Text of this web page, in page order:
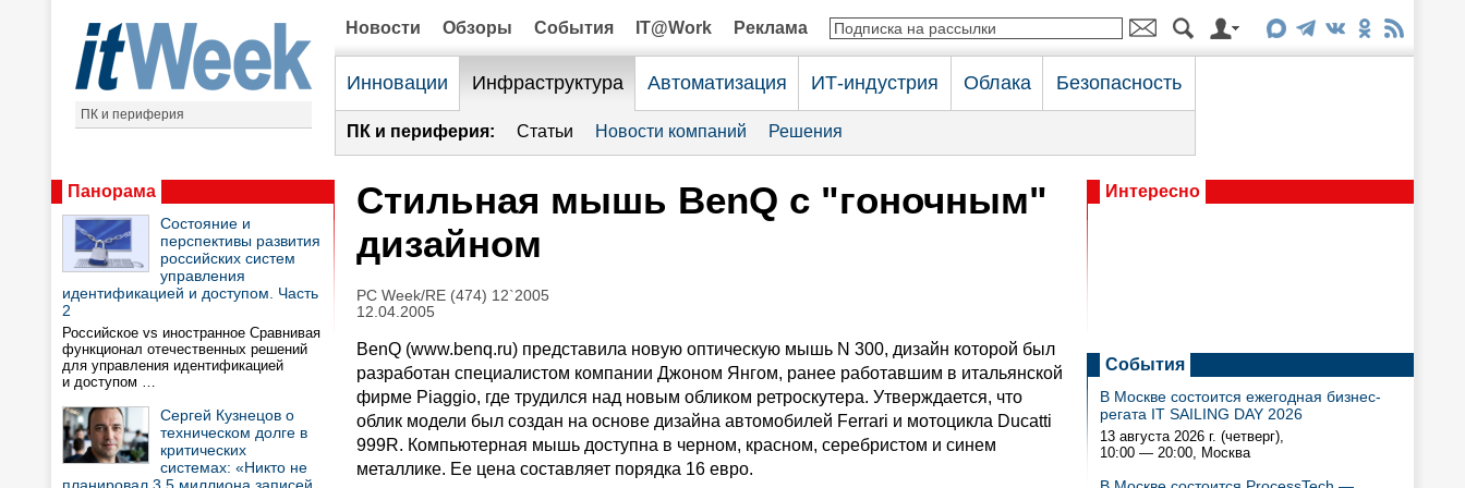
ПК и периферия
Новости Обзоры События IT@Work Реклама
Инновации Инфраструктура Автоматизация ИТ-индустрия Облака Безопасность
ПК и периферия: Статьи Новости компаний Решения
Панорама
Состояние и
перспективы развития
российских систем
управления
идентификацией и доступом. Часть
2
Российское vs иностранное Сравнивая
функционал отечественных решений
для управления идентификацией
и доступом …
Сергей Кузнецов о
техническом долге в
критических
системах: «Никто не
Стильная мышь BenQ с "гоночным"
дизайном
PC Week/RE (474) 12`2005
12.04.2005
BenQ (www.benq.ru) представила новую оптическую мышь N 300, дизайн которой был
разработан специалистом компании Джоном Янгом, ранее работавшим в итальянской
фирме Piaggio, где трудился над новым обликом ретроскутера. Утверждается, что
облик модели был создан на основе дизайна автомобилей Ferrari и мотоцикла Ducatti
999R. Компьютерная мышь доступна в черном, красном, серебристом и синем
металлике. Ее цена составляет порядка 16 евро.
Интересно
События
В Москве состоится ежегодная бизнес-
регата IT SAILING DAY 2026
13 августа 2026 г. (четверг),
10:00 — 20:00, Москва